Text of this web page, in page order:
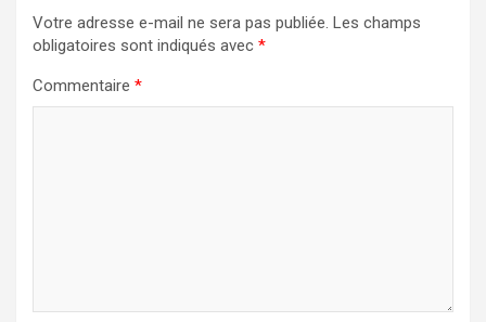
Votre adresse e-mail ne sera pas publiée. Les champs
obligatoires sont indiqués avec *
Commentaire *